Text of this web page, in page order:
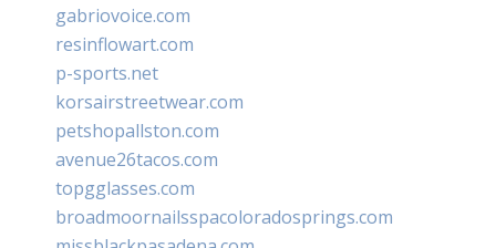
gabriovoice.com
resinflowart.com
p-sports.net
korsairstreetwear.com
petshopallston.com
avenue26tacos.com
topgglasses.com
broadmoornailsspacoloradosprings.com